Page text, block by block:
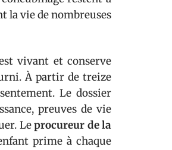
la vie de nombreuses
vivant et conserve
À partir de treize
Le dossier
preuves de vie
Leprocureur de la
prime à chaque